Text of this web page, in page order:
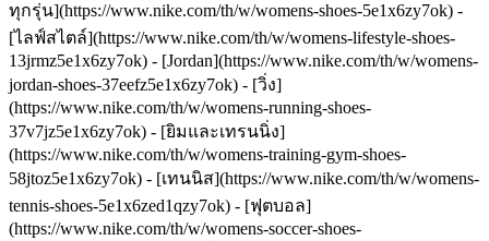
ทุกรุ่น](https://www.nike.com/th/w/womens-shoes-5e1x6zy7ok) -
[ไลฟ์สไตล์](https://www.nike.com/th/w/womens-lifestyle-shoes-
13jrmz5e1x6zy7ok) - [Jordan](https://www.nike.com/th/w/womens-
jordan-shoes-37eefz5e1x6zy7ok) - [วิ่ง]
(https://www.nike.com/th/w/womens-running-shoes-
37v7jz5e1x6zy7ok) - [ยิมและเทรนนิ่ง]
(https://www.nike.com/th/w/womens-training-gym-shoes-
58jtoz5e1x6zy7ok) - [เทนนิส](https://www.nike.com/th/w/womens-
tennis-shoes-5e1x6zed1qzy7ok) - [ฟุตบอล]
(https://www.nike.com/th/w/womens-soccer-shoes-